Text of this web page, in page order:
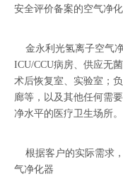
安全评价备案的空气净
金永利光氢离子空气净
ICU/CCU病房、供应无
术后恢复室、实验室；
廊等，以及其他任何需
净水平的医疗卫生场所。
根据客户的实际需求
气净化器